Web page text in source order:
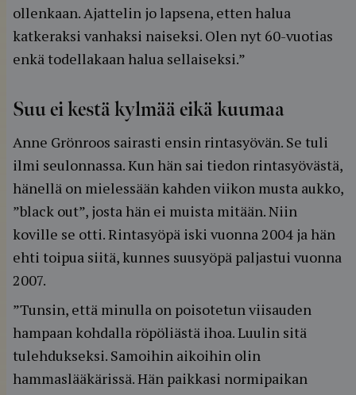
ollenkaan. Ajattelin jo lapsena, etten halua
katkeraksi vanhaksi naiseksi. Olen nyt 60-vuotias
enkä todellakaan halua sellaiseksi.”
Suu ei kestä kylmää eikä kuumaa
Anne Grönroos sairasti ensin rintasyövän. Se tuli
ilmi seulonnassa. Kun hän sai tiedon rintasyövästä,
hänellä on mielessään kahden viikon musta aukko,
”black out”, josta hän ei muista mitään. Niin
koville se otti. Rintasyöpä iski vuonna 2004 ja hän
ehti toipua siitä, kunnes suusyöpä paljastui vuonna
2007.
”Tunsin, että minulla on poisotetun viisauden
hampaan kohdalla röpöliästä ihoa. Luulin sitä
tulehdukseksi. Samoihin aikoihin olin
hammaslääkärissä. Hän paikkasi normipaikan